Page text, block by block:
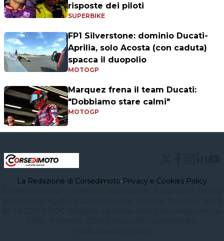
risposte dei piloti
SUPERBIKE
FP1 Silverstone: dominio Ducati-
Aprilia, solo Acosta (con caduta)
spacca il duopolio
MOTOGP
Marquez frena il team Ducati:
"Dobbiamo stare calmi"
MOTOGP
La Redazione di Corsedimoto•Privacy e Cookies Policy